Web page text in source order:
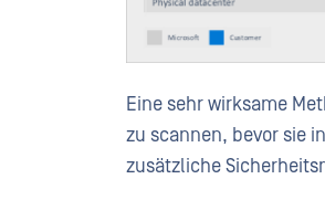
Eine sehr wirksame
zu scannen, bevor sie
zusätzliche